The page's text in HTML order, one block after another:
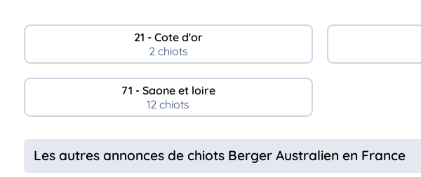
21 - Cote d'or
2 chiots
71 - Saone et loire
12 chiots
Les autres annonces de chiots Berger Australien en France